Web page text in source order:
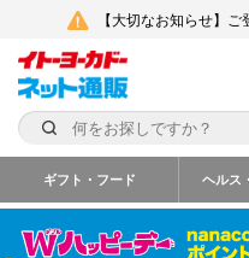
【大切なお知らせ】
ギフト・フード ヘルス